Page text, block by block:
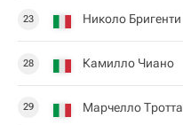
23 Николо Бригенти
28 Камилло Чиано
29 Марчелло Тротта